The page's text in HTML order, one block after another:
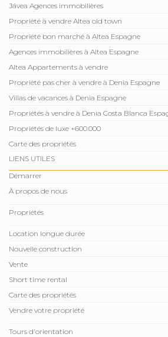
Jávea Agences immobilières
Propriété à vendre Altea old town
Propriété bon marché à Altea Espagne
Agences immobilières à Altea Espagne
Altea Appartements à vendre
Propriété pas cher à vendre à Denia Espagne
Villas de vacances à Denia Espagne
Propriétés à vendre à Denia Costa Blanca
Propriétés de luxe +600.000
Carte des propriétés
LIENS UTILES
Démarrer
À propos de nous
Propriétés
Location longue durée
Nouvelle construction
Vente
Short time rental
Carte des propriétés
Vendre votre propriété
Tours d'orientation